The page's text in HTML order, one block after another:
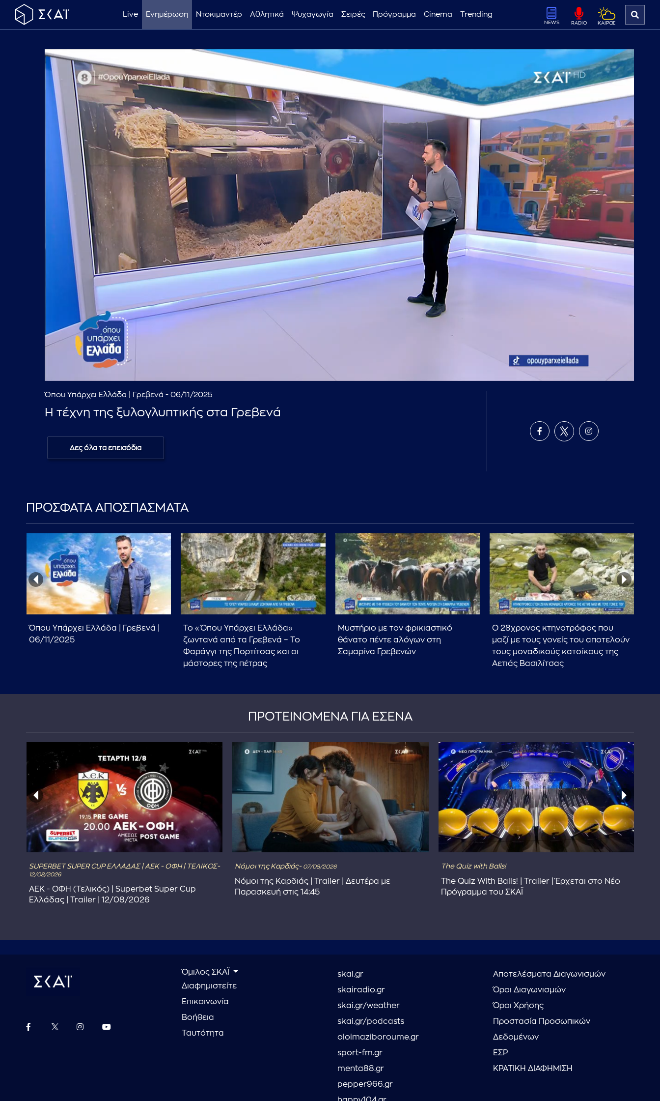
Live Ενημέρωση Ντοκιμαντέρ Αθλητικά Ψυχαγωγία Σειρές Πρόγραμμα Cinema Trending
NEWS RADIO ΚΑΙΡΟΣ
Όπου Υπάρχει Ελλάδα | Γρεβενά - 06/11/2025
Η τέχνη της ξυλογλυπτικής στα Γρεβενά
Δες όλα τα επεισόδια
ΠΡΟΣΦΑΤΑ ΑΠΟΣΠΑΣΜΑΤΑ
Όπου Υπάρχει Ελλάδα | Γρεβενά |
06/11/2025
Το «Όπου Υπάρχει Ελλάδα»
ζωντανά από τα Γρεβενά – Το
Φαράγγι της Πορτίτσας και οι
μάστορες της πέτρας
Μυστήριο με τον φρικιαστικό
θάνατο πέντε αλόγων στη
Σαμαρίνα Γρεβενών
Ο 28χρονος κτηνοτρόφος που
μαζί με τους γονείς του αποτελούν
τους μοναδικούς κατοίκους της
Αετιάς Βασιλίτσας
ΠΡΟΤΕΙΝΟΜΕΝΑ ΓΙΑ ΕΣΕΝΑ
SUPERBET SUPER CUP ΕΛΛΑΔΑΣ | ΑΕΚ - ΟΦΗ | ΤΕΛΙΚΟΣ-
12/08/2026
ΑΕΚ - ΟΦΗ (Τελικός) | Superbet Super Cup
Ελλάδας | Trailer | 12/08/2026
Νόμοι της Καρδιάς- 07/08/2026
Νόμοι της Καρδιάς | Trailer | Δευτέρα με
Παρασκευή στις 14:45
The Quiz with Balls!
The Quiz With Balls! | Trailer | Έρχεται στο Νέο
Πρόγραμμα του ΣΚΑΪ
Όμιλος ΣΚΑΪ
Διαφημιστείτε
Επικοινωνία
Βοήθεια
Ταυτότητα
skai.gr
skairadio.gr
skai.gr/weather
skai.gr/podcasts
oloimaziboroume.gr
sport-fm.gr
menta88.gr
pepper966.gr
Αποτελέσματα Διαγωνισμών
Όροι Διαγωνισμών
Όροι Χρήσης
Προστασία Προσωπικών
Δεδομένων
ΕΣΡ
ΚΡΑΤΙΚΗ ΔΙΑΦΗΜΙΣΗ